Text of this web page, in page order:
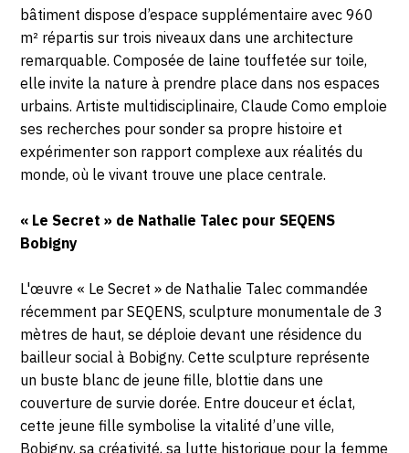
bâtiment dispose d’espace supplémentaire avec 960
m² répartis sur trois niveaux dans une architecture
remarquable. Composée de laine touffetée sur toile,
elle invite la nature à prendre place dans nos espaces
urbains. Artiste multidisciplinaire, Claude Como emploie
ses recherches pour sonder sa propre histoire et
expérimenter son rapport complexe aux réalités du
monde, où le vivant trouve une place centrale.
« Le Secret » de Nathalie Talec pour SEQENS
Bobigny
L'œuvre « Le Secret » de Nathalie Talec commandée
récemment par SEQENS, sculpture monumentale de 3
mètres de haut, se déploie devant une résidence du
bailleur social à Bobigny. Cette sculpture représente
un buste blanc de jeune fille, blottie dans une
couverture de survie dorée. Entre douceur et éclat,
cette jeune fille symbolise la vitalité d’une ville,
Bobigny, sa créativité, sa lutte historique pour la femme